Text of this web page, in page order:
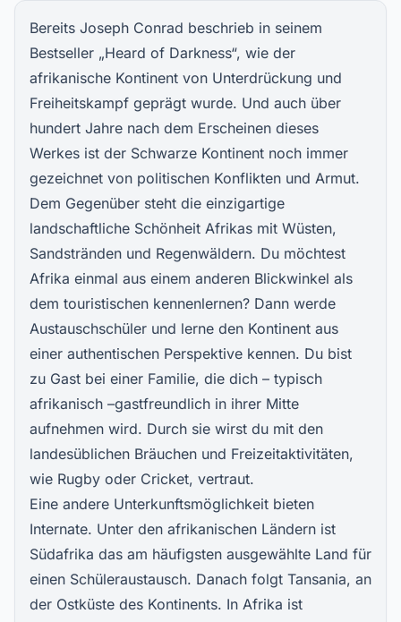
Bereits Joseph Conrad beschrieb in seinem
Bestseller „Heard of Darkness“, wie der
afrikanische Kontinent von Unterdrückung und
Freiheitskampf geprägt wurde. Und auch über
hundert Jahre nach dem Erscheinen dieses
Werkes ist der Schwarze Kontinent noch immer
gezeichnet von politischen Konflikten und Armut.
Dem Gegenüber steht die einzigartige
landschaftliche Schönheit Afrikas mit Wüsten,
Sandstränden und Regenwäldern. Du möchtest
Afrika einmal aus einem anderen Blickwinkel als
dem touristischen kennenlernen? Dann werde
Austauschschüler und lerne den Kontinent aus
einer authentischen Perspektive kennen. Du bist
zu Gast bei einer Familie, die dich – typisch
afrikanisch –gastfreundlich in ihrer Mitte
aufnehmen wird. Durch sie wirst du mit den
landesüblichen Bräuchen und Freizeitaktivitäten,
wie Rugby oder Cricket, vertraut.
Eine andere Unterkunftsmöglichkeit bieten
Internate. Unter den afrikanischen Ländern ist
Südafrika das am häufigsten ausgewählte Land für
einen Schüleraustausch. Danach folgt Tansania, an
der Ostküste des Kontinents. In Afrika ist